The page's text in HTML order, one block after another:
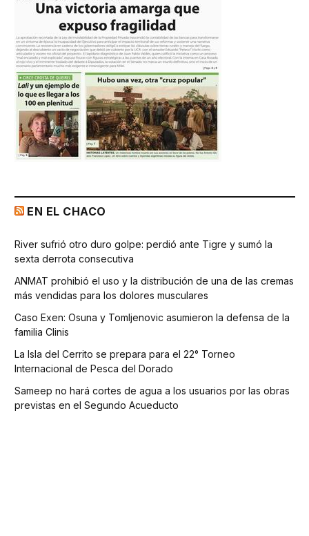
EN EL CHACO
River sufrió otro duro golpe: perdió ante Tigre y sumó la
sexta derrota consecutiva
ANMAT prohibió el uso y la distribución de una de las cremas
más vendidas para los dolores musculares
Caso Exen: Osuna y Tomljenovic asumieron la defensa de la
familia Clinis
La Isla del Cerrito se prepara para el 22° Torneo
Internacional de Pesca del Dorado
Sameep no hará cortes de agua a los usuarios por las obras
previstas en el Segundo Acueducto